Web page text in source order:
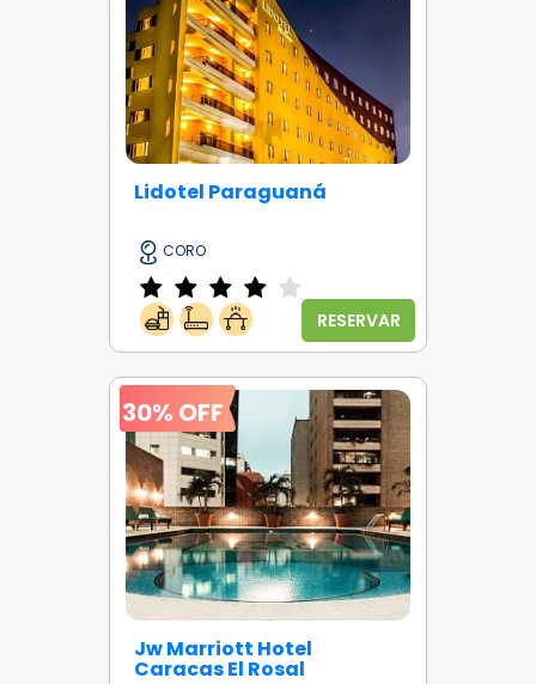
Lidotel Paraguaná
CORO
RESERVAR
30% OFF
Jw Marriott Hotel
Caracas El Rosal